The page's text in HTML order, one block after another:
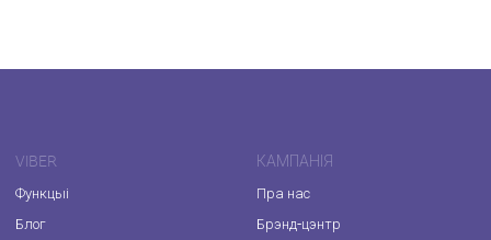
VIBER
Функцыі
Блог
КАМПАНІЯ
Пра нас
Брэнд-цэнтр